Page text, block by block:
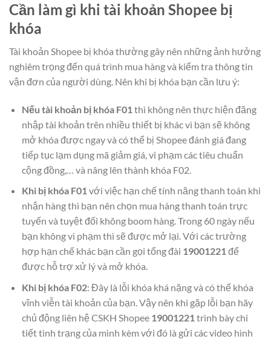
Cần làm gì khi tài khoản Shopee bị
khóa
Tài khoản Shopee bị khóa thường gây nên những ảnh hưởng
nghiêm trọng đến quá trình mua hàng và kiểm tra thông tin
vận đơn của người dùng. Nên khi bị khóa bạn cần lưu ý:
Nếu tài khoản bị khóa F01 thì không nên thực hiện đăng
nhập tài khoản trên nhiều thiết bị khác vì bạn sẽ không
mở khóa được ngay và có thể bị Shopee đánh giá đang
tiếp tục lạm dụng mã giảm giá, vi phạm các tiêu chuẩn
cộng đồng,… và nâng lên thành khóa F02.
Khi bị khóa F01với việc hạn chế tính năng thanh toán khi
nhận hàng thì bạn nên chọn mua hàng thanh toán trực
tuyến và tuyệt đối không boom hàng. Trong 60 ngày nếu
bạn không vi phạm thì sẽ được mở lại. Với các trường
hợp hạn chế khác bạn cần gọi tổng đài 19001221để
được hỗ trợ xử lý và mở khóa.
Khi bị khóa F02: Đây là lỗi khóa khá nặng và có thể khóa
vĩnh viễn tài khoản của bạn. Vậy nên khi gặp lỗi bạn hãy
chủ động liên hệ CSKH Shopee 19001221trình bày chi
tiết tình trạng của mình kèm với đó là gửi các video hình